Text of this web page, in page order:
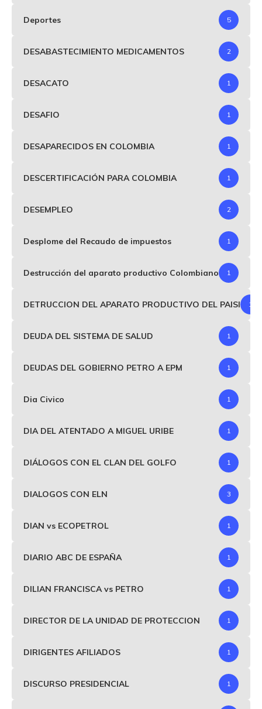
Deportes 5
DESABASTECIMIENTO MEDICAMENTOS 2
DESACATO 1
DESAFIO 1
DESAPARECIDOS EN COLOMBIA 1
DESCERTIFICACIÓN PARA COLOMBIA 1
DESEMPLEO 2
Desplome del Recaudo de impuestos 1
Destrucción del aparato productivo Colombiano 1
DETRUCCION DEL APARATO PRODUCTIVO DEL PAISI 1
DEUDA DEL SISTEMA DE SALUD 1
DEUDAS DEL GOBIERNO PETRO A EPM 1
Dia Civico 1
DIA DEL ATENTADO A MIGUEL URIBE 1
DIÁLOGOS CON EL CLAN DEL GOLFO 1
DIALOGOS CON ELN 3
DIAN vs ECOPETROL 1
DIARIO ABC DE ESPAÑA 1
DILIAN FRANCISCA vs PETRO 1
DIRECTOR DE LA UNIDAD DE PROTECCION 1
DIRIGENTES AFILIADOS 1
DISCURSO PRESIDENCIAL 1